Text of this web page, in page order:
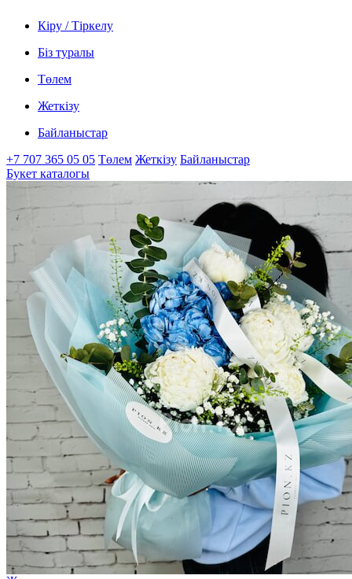
Кіру / Тіркелу
Біз туралы
Төлем
Жеткізу
Байланыстар
+7 707 365 05 05 Төлем Жеткізу Байланыстар
Букет каталогы